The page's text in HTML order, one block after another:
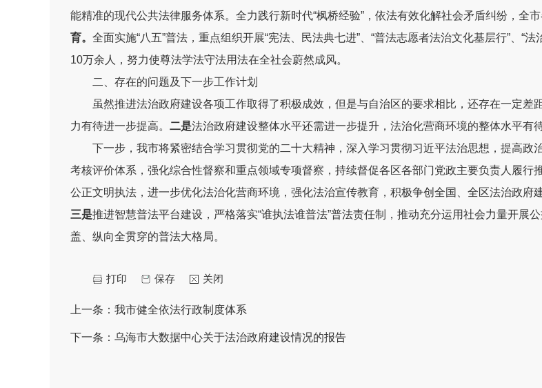
能精准的现代公共法律服务体系。全力践行新时代“枫桥经验” ，依法有效化解社会矛盾纠纷，全
育。 全面实施“八五”普法 ，重点组织开展“宪法、民法典七进”、“普法志愿者法治文化基层行”、 “法
10万余人， 努力使尊法学法守法用法在全社会蔚然成风。
二、存在的问题及下一步工作计划
虽然推进法治政府建设各项工作取得了积极成效，但是与自治区的要求相比 ，还存在一定差
力有待进一步提高。 二是法治政府建设整体水平还需进一步提升 ， 法治化营商环境的整体水平有
下一步，我市将紧密结合学习贯彻党的二十大精神， 深入学习贯彻习近平法治思想，提高政
考核评价体系， 强化综合性督察和重点领域专项督察 ， 持续督促各区各部门党政主要负责人履行
公正文明执法，进一步优化法治化营商环境，强化法治宣传教育，积极争创 全国、全区法治政府
三是推进智慧普法平台建设， 严格落实“谁执法谁普法”普法责任制，推动充分运用社会力量开展
盖、纵向全贯穿的普法大格局。
关闭
保存
打印
上一条： 我市健全依法行政制度体系
下一条： 乌海市大数据中心关于法治政府建设情况的报告